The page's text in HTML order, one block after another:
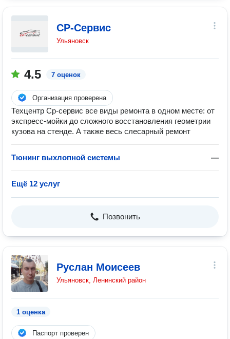
СР-Сервис
Ульяновск
4.5 7 оценок
Организация проверена
Техцентр Ср-сервис все виды ремонта в одном месте: от
экспресс-мойки до сложного восстановления геометрии
кузова на стенде. А также весь слесарный ремонт
Тюнинг выхлопной системы —
Ещё 12 услуг
Позвонить
Руслан Моисеев
Ульяновск, Ленинский район
1 оценка
Паспорт проверен